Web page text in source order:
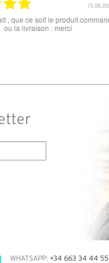
15.06.2026
, que ce soit le produit commandé
ou la livraison . merci
WHATSAPP: +34 663 34 44 55